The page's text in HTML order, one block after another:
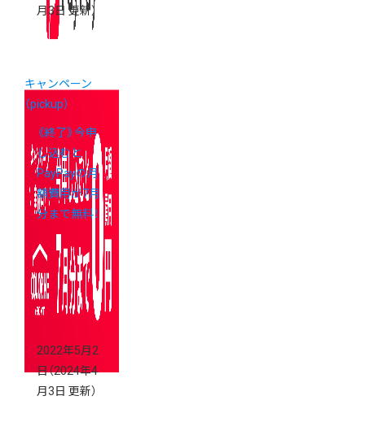
月3日 更新）
キャンペーン
（pickup）
《終了》今申
し込むと
PayPayの月
額費用が7月
分まで無料！
2022年5月2
日（2024年4
月3日 更新）